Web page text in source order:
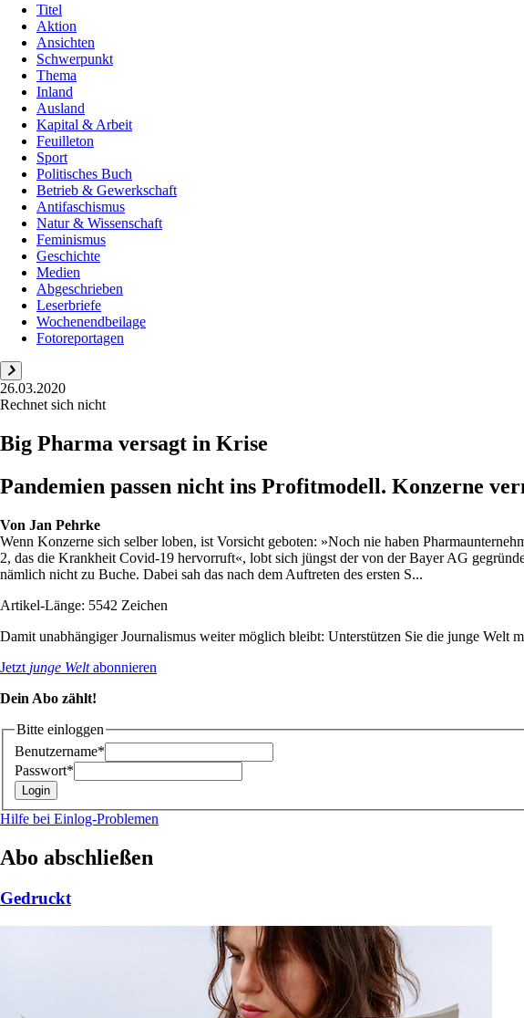
Titel
Aktion
Ansichten
Schwerpunkt
Thema
Inland
Ausland
Kapital & Arbeit
Feuilleton
Sport
Politisches Buch
Betrieb & Gewerkschaft
Antifaschismus
Natur & Wissenschaft
Feminismus
Geschichte
Medien
Abgeschrieben
Leserbriefe
Wochenendbeilage
Fotoreportagen
26.03.2020
Rechnet sich nicht
Big Pharma versagt in Krise
Pandemien passen nicht ins Profitmodell. Konzerne
Von Jan Pehrke
Wenn Konzerne sich selber loben, ist Vorsicht geboten: »Noch nie haben
2, das die Krankheit Covid-19 hervorruft«, lobt sich jüngst der von der Bayer AG
nämlich nicht zu Buche. Dabei sah das nach dem Auftreten des ersten S...
Artikel-Länge: 5542 Zeichen
Damit unabhängiger Journalismus weiter möglich bleibt: Unterstützen Sie die junge Welt
Jetzt junge Weltabonnieren
Dein Abo zählt!
Bitte einloggen
Benutzername*
Passwort*
Hilfe bei Einlog-Problemen
Abo abschließen
Gedruckt